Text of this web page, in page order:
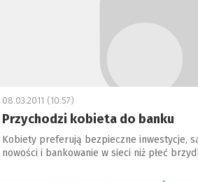
08.03.2011 (10:57)
Przychodzi kobieta do banku
Kobiety preferują bezpieczne inwestycje,
nowości i bankowanie w sieci niż płeć